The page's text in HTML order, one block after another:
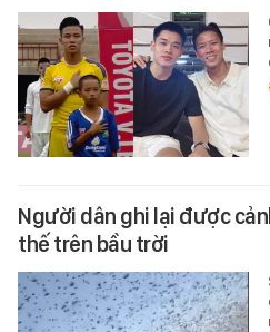
Người dân ghi lại được
thế trên bầu trời